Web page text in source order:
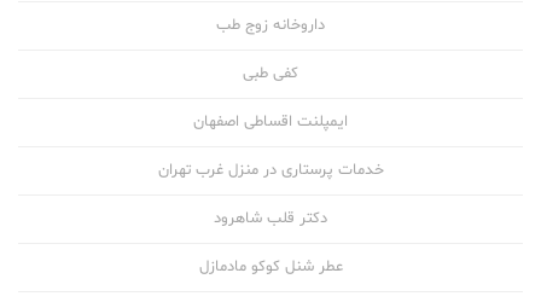
داروخانه زوج طب
کفی طبی
ایمپلنت اقساطی اصفهان
خدمات پرستاری در منزل غرب تهران
دکتر قلب شاهرود
عطر شنل کوکو مادمازل